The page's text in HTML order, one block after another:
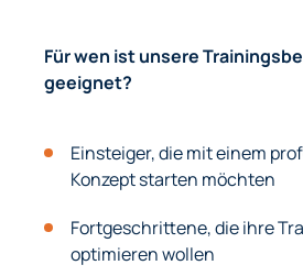
Für wen ist unsere
geeignet?
Einsteiger, die mit einem
Konzept starten möchten
Fortgeschrittene, die ihre
optimieren wollen